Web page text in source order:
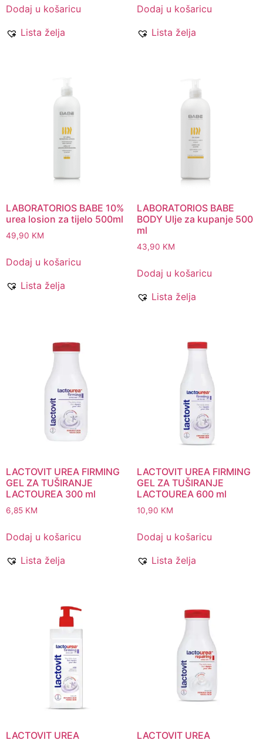
Dodaj u košaricu
Lista želja
Dodaj u košaricu
Lista želja
LABORATORIOS BABE 10%
urea losion za tijelo 500ml
49,90 KM
Dodaj u košaricu
Lista želja
LABORATORIOS BABE
BODY Ulje za kupanje 500
ml
43,90 KM
Dodaj u košaricu
Lista želja
LACTOVIT UREA FIRMING
GEL ZA TUŠIRANJE
LACTOUREA 300 ml
6,85 KM
Dodaj u košaricu
Lista želja
LACTOVIT UREA FIRMING
GEL ZA TUŠIRANJE
LACTOUREA 600 ml
10,90 KM
Dodaj u košaricu
Lista želja
LACTOVIT UREA LACTOVIT UREA